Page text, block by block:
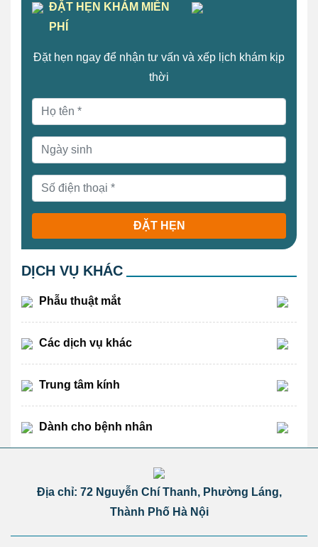
ĐẶT HẸN KHÁM MIỄN
PHÍ
Đặt hẹn ngay để nhận tư vấn và xếp lịch khám kịp
thời
ĐẶT HẸN
DỊCH VỤ KHÁC
Phẫu thuật mắt
Các dịch vụ khác
Trung tâm kính
Dành cho bệnh nhân
Địa chỉ: 72 Nguyễn Chí Thanh, Phường Láng,
Thành Phố Hà Nội